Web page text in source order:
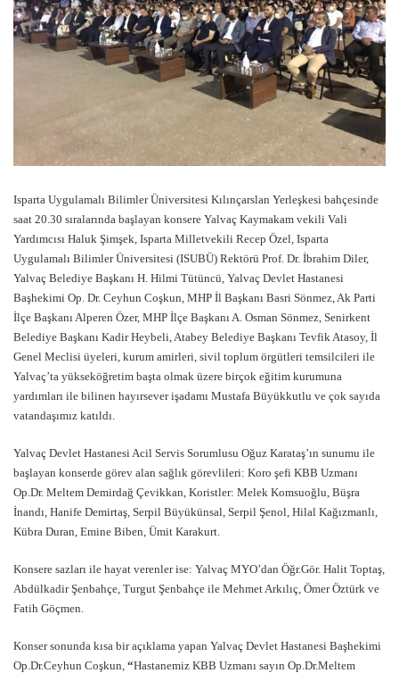
Isparta Uygulamalı Bilimler Üniversitesi Kılınçarslan Yerleşkesi bahçesinde
saat 20.30 sıralarında başlayan konsere Yalvaç Kaymakam vekili Vali
Yardımcısı Haluk Şimşek, Isparta Milletvekili Recep Özel, Isparta
Uygulamalı Bilimler Üniversitesi (ISUBÜ) Rektörü Prof. Dr. İbrahim Diler,
Yalvaç Belediye Başkanı H. Hilmi Tütüncü, Yalvaç Devlet Hastanesi
Başhekimi Op. Dr. Ceyhun Coşkun, MHP İl Başkanı Basri Sönmez, Ak Parti
İlçe Başkanı Alperen Özer, MHP İlçe Başkanı A. Osman Sönmez, Senirkent
Belediye Başkanı Kadir Heybeli, Atabey Belediye Başkanı Tevfik Atasoy, İl
Genel Meclisi üyeleri, kurum amirleri, sivil toplum örgütleri temsilcileri ile
Yalvaç’ta yükseköğretim başta olmak üzere birçok eğitim kurumuna
yardımları ile bilinen hayırsever işadamı Mustafa Büyükkutlu ve çok sayıda
vatandaşımız katıldı.
Yalvaç Devlet Hastanesi Acil Servis Sorumlusu Oğuz Karataş’ın sunumu ile
başlayan konserde görev alan sağlık görevlileri: Koro şefi KBB Uzmanı
Op.Dr. Meltem Demirdağ Çevikkan, Koristler: Melek Komsuoğlu, Büşra
İnandı, Hanife Demirtaş, Serpil Büyükünsal, Serpil Şenol, Hilal Kağızmanlı,
Kübra Duran, Emine Biben, Ümit Karakurt.
Konsere sazları ile hayat verenler ise: Yalvaç MYO’dan Öğr.Gör. Halit Toptaş,
Abdülkadir Şenbahçe, Turgut Şenbahçe ile Mehmet Arkılıç, Ömer Öztürk ve
Fatih Göçmen.
Konser sonunda kısa bir açıklama yapan Yalvaç Devlet Hastanesi Başhekimi
Op.Dr.Ceyhun Coşkun, “Hastanemiz KBB Uzmanı sayın Op.Dr.Meltem